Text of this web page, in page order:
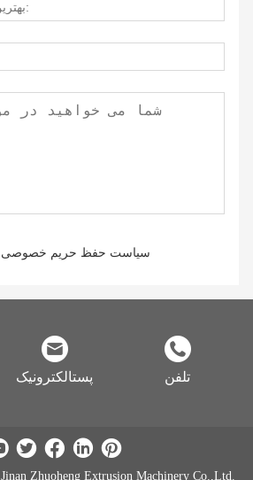
سیاست حفظ حریم خصوصی
پستالکترونیک تلفن
حق چاپ توسط © 2018 Jinan Zhuoheng Extrusion Machinery Co.,Ltd.